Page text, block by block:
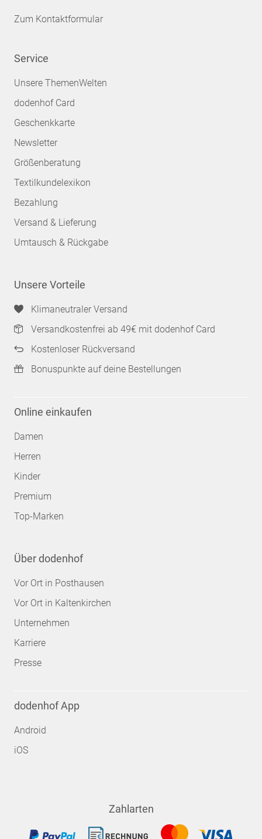
Zum Kontaktformular
Service
Unsere ThemenWelten
dodenhof Card
Geschenkkarte
Newsletter
Größenberatung
Textilkundelexikon
Bezahlung
Versand & Lieferung
Umtausch & Rückgabe
Unsere Vorteile
Klimaneutraler Versand
Versandkostenfrei ab 49€ mit dodenhof Card
Kostenloser Rückversand
Bonuspunkte auf deine Bestellungen
Online einkaufen
Damen
Herren
Kinder
Premium
Top-Marken
Über dodenhof
Vor Ort in Posthausen
Vor Ort in Kaltenkirchen
Unternehmen
Karriere
Presse
dodenhof App
Android
iOS
Zahlarten